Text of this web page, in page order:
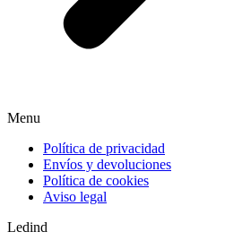
Menu
Política de privacidad
Envíos y devoluciones
Política de cookies
Aviso legal
Ledind